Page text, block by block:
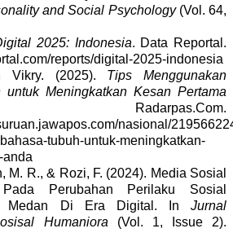
and Social Psychology(Vol. 64,
2025: Indonesia. Data Reportal.
reports/digital-2025-indonesia
Vikry. (2025). Tips Menggunakan
untuk Meningkatkan Kesan Pertama
nasional/
tubuh-untuk-meningkatkan-
anda
M. R., & Rozi, F. (2024). Media Sosial
Pada Perubahan Perilaku Sosial
Medan Di Era Digital. In Jurnal
Humaniora (Vol. 1, Issue 2).